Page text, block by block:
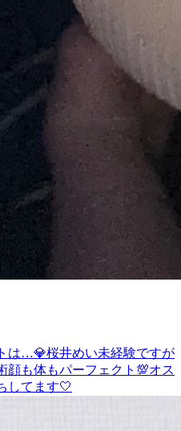
は…💎桜井めい未経験ですが
顔も体もパーフェクト💯オス
してます🤍